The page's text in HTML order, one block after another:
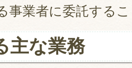
事業者に委託する
主な業務